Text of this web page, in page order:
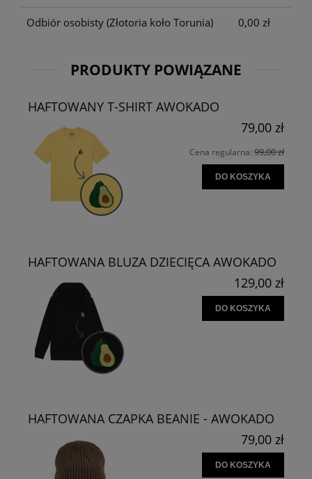
Odbiór osobisty (Złotoria koło Torunia) 0,00 zł
PRODUKTY POWIĄZANE
HAFTOWANY T-SHIRT AWOKADO
79,00 zł
Cena regularna: 99,00 zł
DO KOSZYKA
HAFTOWANA BLUZA DZIECIĘCA AWOKADO
129,00 zł
DO KOSZYKA
HAFTOWANA CZAPKA BEANIE - AWOKADO
79,00 zł
DO KOSZYKA